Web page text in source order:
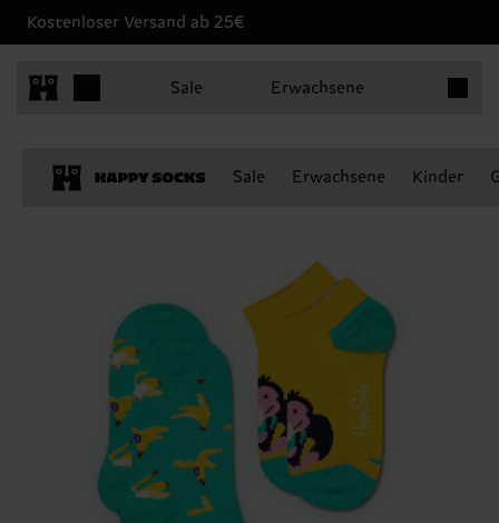
Kostenloser Versand ab 25€
Sale Erwachsene
Sale Erwachsene Kinder